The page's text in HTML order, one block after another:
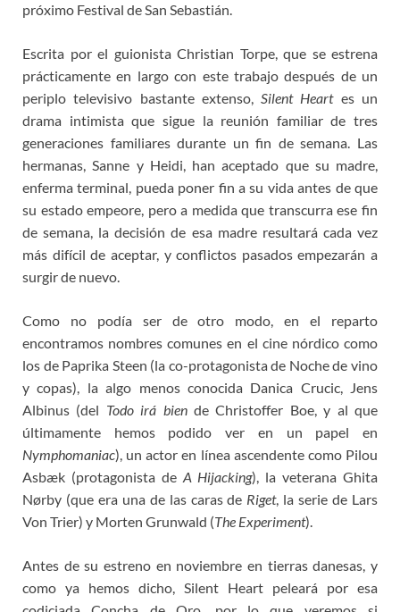
próximo Festival de San Sebastián.
Escrita por el guionista Christian Torpe, que se estrena
prácticamente en largo con este trabajo después de un
periplo televisivo bastante extenso,Silent Heartes un
drama intimista que sigue la reunión familiar de tres
generaciones familiares durante un fin de semana. Las
hermanas, Sanne y Heidi, han aceptado que su madre,
enferma terminal, pueda poner fin a su vida antes de que
su estado empeore, pero a medida que transcurra ese fin
de semana, la decisión de esa madre resultará cada vez
más difícil de aceptar, y conflictos pasados empezarán a
surgir de nuevo.
Como no podía ser de otro modo, en el reparto
encontramos nombres comunes en el cine nórdico como
los de Paprika Steen (la co-protagonista de Noche de vino
y copas), la algo menos conocida Danica Crucic, Jens
Albinus (del Todo irá biende Christoffer Boe, y al que
últimamente hemos podido ver en un papel en
Nymphomaniac), un actor en línea ascendente como Pilou
Asbæk (protagonista de A Hijacking), la veterana Ghita
Nørby (que era una de las caras de Riget, la serie de Lars
Von Trier) y Morten Grunwald (The Experiment).
Antes de su estreno en noviembre en tierras danesas, y
como ya hemos dicho, Silent Heart peleará por esa